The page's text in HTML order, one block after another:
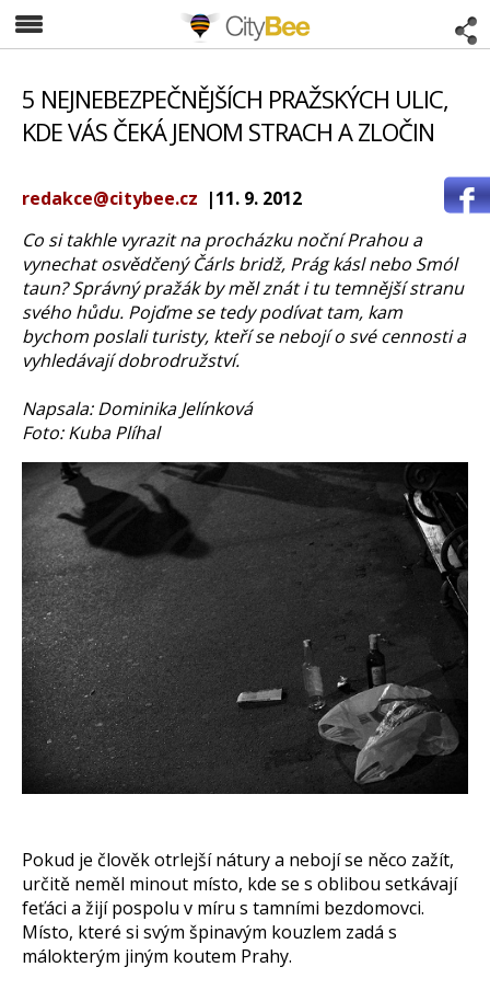
CityBee
5 NEJNEBEZPEČNĚJŠÍCH PRAŽSKÝCH ULIC,
KDE VÁS ČEKÁ JENOM STRACH A ZLOČIN
redakce@citybee.cz |11. 9. 2012
Co si takhle vyrazit na procházku noční Prahou a
vynechat osvědčený Čárls bridž, Prág kásl nebo Smól
taun? Správný pražák by měl znát i tu temnější stranu
svého hůdu. Pojďme se tedy podívat tam, kam
bychom poslali turisty, kteří se nebojí o své cennosti a
vyhledávají dobrodružství.
Napsala: Dominika Jelínková
Foto: Kuba Plíhal
Pokud je člověk otrlejší nátury a nebojí se něco zažít,
určitě neměl minout místo, kde se s oblibou setkávají
feťáci a žijí pospolu v míru s tamními bezdomovci.
Místo, které si svým špinavým kouzlem zadá s
málokterým jiným koutem Prahy.